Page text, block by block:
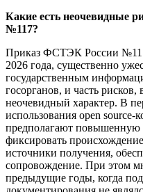
Какие есть неочевидные
№117?
Приказ ФСТЭК России
2026 года, существенно
государственным
госорганов, и часть
неочевидный характер. В
использования open
предполагают повышенную
фиксировать
источники получения,
сопровождение. При этом
предыдущие годы, когда